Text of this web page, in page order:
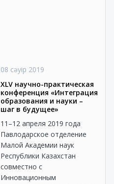
08 сәуір 2019
XLV научно-практическая
конференция «Интеграция
образования и науки –
шаг в будущее»
11–12 апреля 2019 года
Павлодарское отделение
Малой Академии наук
Республики Казахстан
совместно с
Инновационным